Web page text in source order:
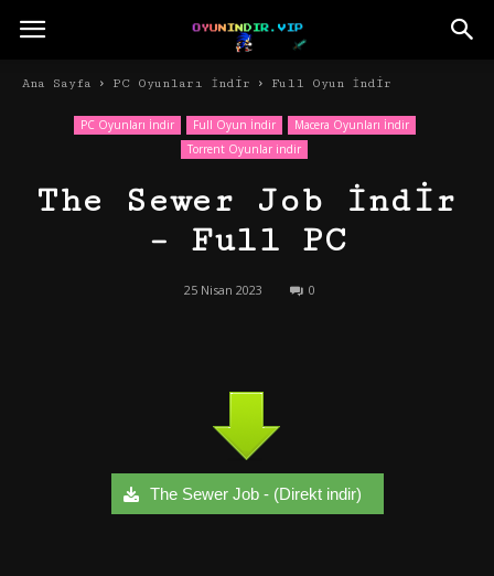
Ana Sayfa PC Oyunları İndir Full Oyun İndir
PC Oyunları İndir Full Oyun İndir
Macera Oyunları İndir
Torrent Oyunlar indir
The Sewer Job İndir
– Full PC
25 Nisan 2023 0
The Sewer Job - (Direkt indir)